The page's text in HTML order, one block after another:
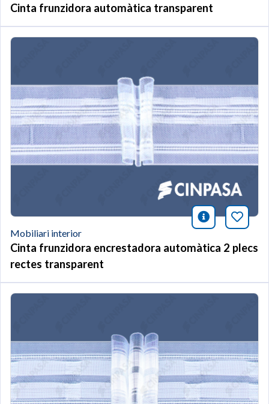
Cinta frunzidora automàtica transparent
icono
Mobiliari interior
Cinta frunzidora encrestadora automàtica 2 plecs
rectes transparent